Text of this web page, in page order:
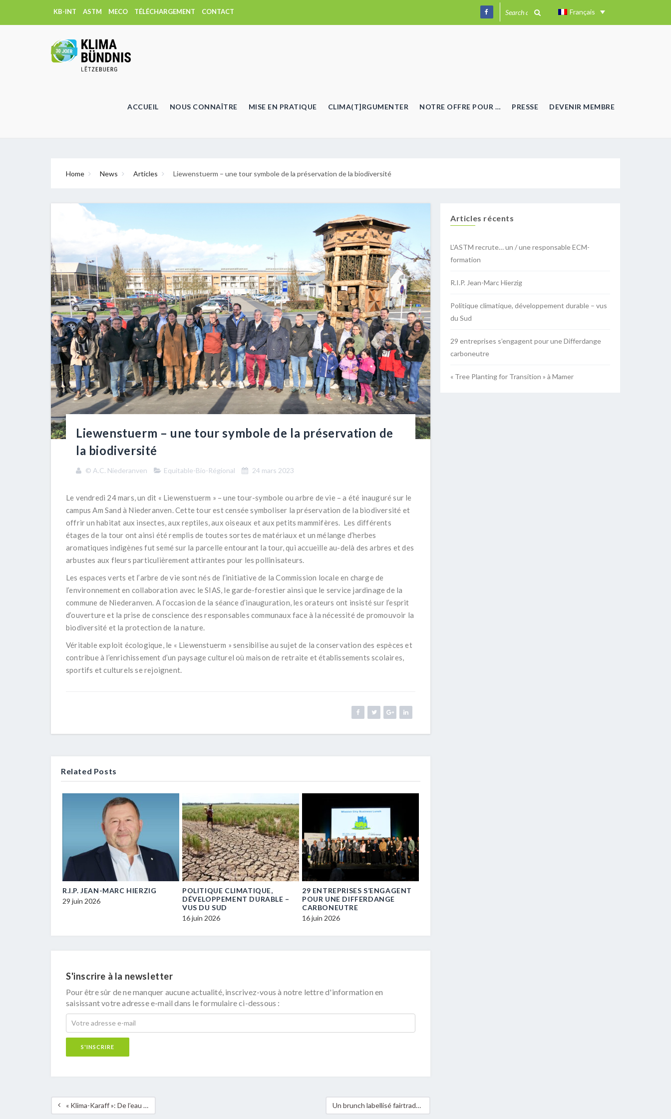
KB-INT ASTM MECO TÉLÉCHARGEMENT CONTACT Français
ACCUEIL NOUS CONNAÎTRE MISE EN PRATIQUE CLIMA(T]RGUMENTER NOTRE OFFRE POUR … PRESSE DEVENIR MEMBRE
Home News Articles Liewenstuerm – une tour symbole de la préservation de la biodiversité
Liewenstuerm – une tour symbole de la préservation de
la biodiversité
© A.C. Niederanven Equitable-Bio-Régional 24 mars 2023
Le vendredi 24 mars, un dit « Liewenstuerm » – une tour-symbole ouarbre de vie– a été inauguré sur le
campusAm Sand à Niederanven. Cette tour est censée symboliser la préservation de la biodiversité et
offrir un habitat aux insectes, aux reptiles, aux oiseaux et aux petits mammifères. Les différents
étages de la tour ont ainsi été remplis de toutes sortes de matériaux et un mélange d’herbes
aromatiques indigènes fut semé sur la parcelle entourant la tour, qui accueille au-delà des arbres et des
arbustes aux fleurs particulièrement attirantes pour les pollinisateurs.
Les espaces verts et l’arbre de vie sont nés de l’initiative de la Commission locale en charge de
l’environnement en collaboration avec le SIAS, le garde-forestier ainsi que le service jardinage de la
commune de Niederanven. A l’occasion de la séance d’inauguration, les orateurs ont insisté sur l’esprit
d’ouverture et la prise de conscience des responsables communaux face à la nécessité de promouvoir la
biodiversité et la protection de la nature.
Véritable exploit écologique, le « Liewenstuerm » sensibilise au sujet de la conservation des espèces et
contribue à l’enrichissement d’un paysage culturel où maison de retraite et établissements scolaires,
sportifs et culturels se rejoignent.
Related Posts
R.I.P. JEAN-MARC HIERZIG
29 juin 2026
POLITIQUE CLIMATIQUE,
DÉVELOPPEMENT DURABLE –
VUS DU SUD
16 juin 2026
29 ENTREPRISES S’ENGAGENT
POUR UNE DIFFERDANGE
CARBONEUTRE
16 juin 2026
S'inscrire à la newsletter
Pour être sûr de ne manquer aucune actualité, inscrivez-vous à notre lettre d'information en
saisissant votre adresse e-mail dans le formulaire ci-dessous :
« Klima-Karaff »: De l’eau du robinet pour la protection du climat Un brunch labellisé fairtrade
Articles récents
L’ASTM recrute… un / une responsable ECM-
formation
R.I.P. Jean-Marc Hierzig
Politique climatique, développement durable – vus
du Sud
29 entreprises s’engagent pour une Differdange
carboneutre
« Tree Planting for Transition » à Mamer